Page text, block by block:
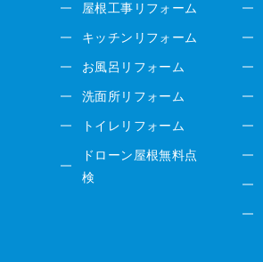
屋根工事リフォーム
キッチンリフォーム
お風呂リフォーム
洗面所リフォーム
トイレリフォーム
ドローン屋根無料点
検